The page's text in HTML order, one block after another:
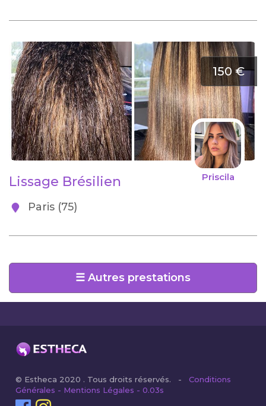
150 €
Priscila
Lissage Brésilien
Paris (75)
☰ Autres prestations
© Estheca 2020 . Tous droits réservés. -Conditions
Générales - Mentions Légales - 0.03s